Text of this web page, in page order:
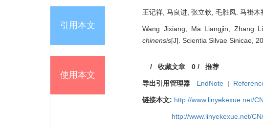
引用本文
王记祥, 马良进, 张立钦, 毛胜凤. 马褂
Wang Jixiang, Ma Liangjin, Zhang
chinensis[J]. Scientia Silvae Sinicae,
使用本文
/收藏文章 0/ 推荐
导出引用管理器 EndNote |
链接本文: http://www.linyekexue.net/
http://www.linyekexue.net/